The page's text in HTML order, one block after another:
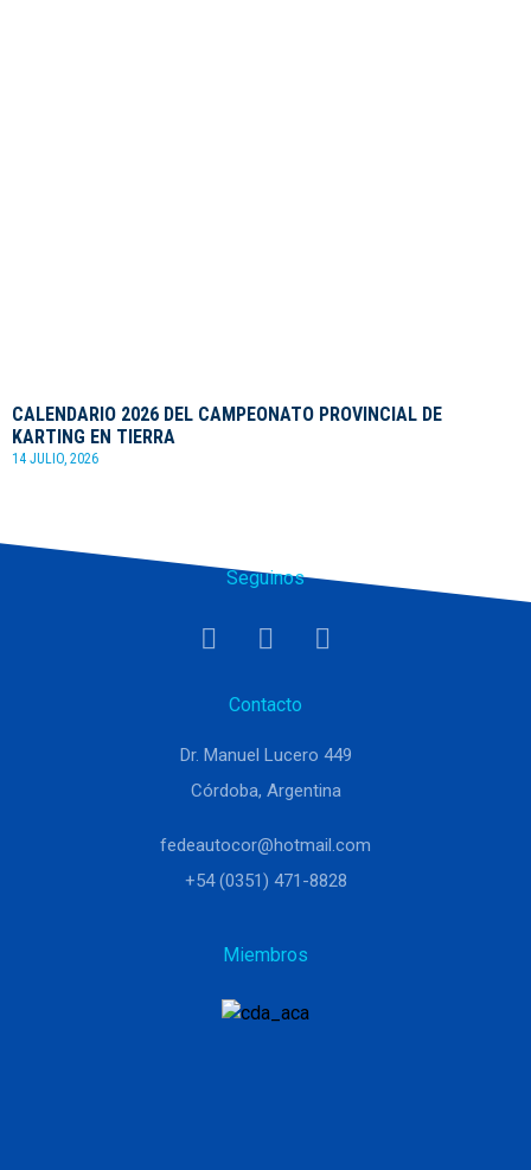
CALENDARIO 2026 DEL CAMPEONATO PROVINCIAL DE
KARTING EN TIERRA
14 JULIO, 2026
Seguinos
Contacto
Dr. Manuel Lucero 449
Córdoba, Argentina
fedeautocor@hotmail.com
+54 (0351) 471-8828
Miembros